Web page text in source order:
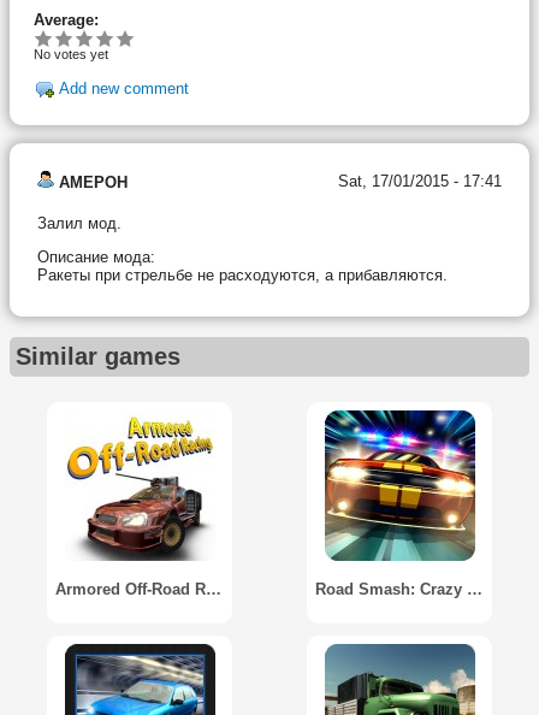
Average:
No votes yet
Add new comment
AMEPOH Sat, 17/01/2015 - 17:41
Залил мод.
Описание мода:
Ракеты при стрельбе не расходуются, а прибавляются.
Similar games
Armored Off-Road Racing Road Smash: Crazy Racing! / Road Smash: Сумасшедшие гонки!